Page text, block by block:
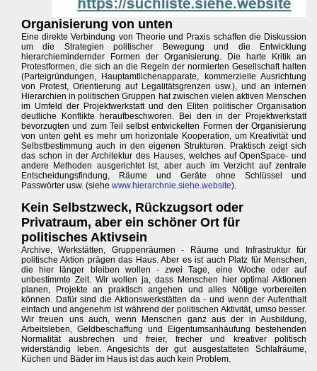
Organisierung von unten
Eine direkte Verbindung von Theorie und Praxis schaffen die Diskussion
um die Strategien politischer Bewegung und die Entwicklung
hierarchiemindernder Formen der Organisierung. Die harte Kritik an
Protestformen, die sich an die Regeln der normierten Gesellschaft halten
(Parteigründungen, Hauptamtlichenapparate, kommerzielle Ausrichtung
von Protest, Orientierung auf Legalitätsgrenzen usw.), und an internen
Hierarchien in politischen Gruppen hat zwischen vielen aktiven Menschen
im Umfeld der Projektwerkstatt und den Eliten politischer Organisation
deutliche Konflikte heraufbeschworen. Bei den in der Projektwerkstatt
bevorzugten und zum Teil selbst entwickelten Formen der Organisierung
von unten geht es mehr um horizontale Kooperation, um Kreativität und
Selbstbestimmung auch in den eigenen Strukturen. Praktisch zeigt sich
das schon in der Architektur des Hauses, welches auf OpenSpace- und
andere Methoden ausgerichtet ist, aber auch im Verzicht auf zentrale
Entscheidungsfindung, Räume und Geräte ohne Schlüssel und
Passwörter usw. (siehe www.hierarchnie.siehe.website).
Kein Selbstzweck, Rückzugsort oder
Privatraum, aber ein schöner Ort für
politisches Aktivsein
Archive, Werkstätten, Gruppenräumen - Räume und Infrastruktur für
politische Aktion prägen das Haus. Aber es ist auch Platz für Menschen,
die hier länger bleiben wollen - zwei Tage, eine Woche oder auf
unbestimmte Zeit. Wir wollen ja, dass Menschen hier optimal Aktionen
planen, Projekte an praktisch angehen und alles Nötige vorbereiten
können. Dafür sind die Aktionswerkstätten da - und wenn der Aufenthalt
einfach und angenehm ist während der politischen Aktivität, umso besser.
Wir freuen uns auch, wenn Menschen ganz aus der in Ausbildung,
Arbeitsleben, Geldbeschaffung und Eigentumsanhäufung bestehenden
Normalität ausbrechen und freier, frecher und kreativer politisch
widerständig leben. Angesichts der gut ausgestatteten Schlafräume,
Küchen und Bäder im Haus ist das auch kein Problem.